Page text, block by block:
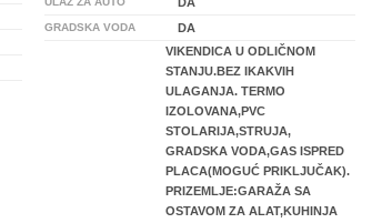
GRADSKA VODA DA
VIKENDICA U ODLIČNOM
STANJU.BEZ IKAKVIH
ULAGANJA. TERMO
IZOLOVANA,PVC
STOLARIJA,STRUJA,
GRADSKA VODA,GAS ISPRED
PLACA(MOGUĆ PRIKLJUČAK).
PRIZEMLJE:GARAŽA SA
OSTAVOM ZA ALAT,KUHINJA